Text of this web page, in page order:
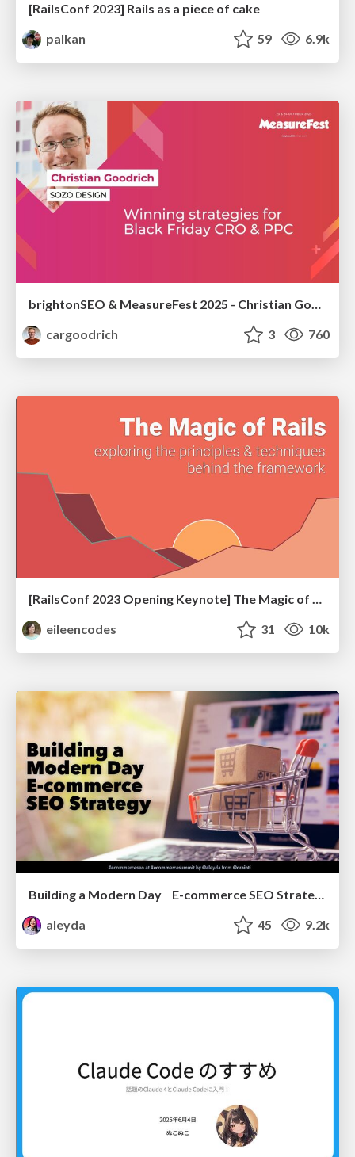
[RailsConf 2023] Rails as a piece of cake
palkan
59 6.9k
brightonSEO & MeasureFest 2025 - Christian Goodrich - Winning strategies for Black Friday CRO & PPC
cargoodrich
3 760
[RailsConf 2023 Opening Keynote] The Magic of Rails
eileencodes
31 10k
aleyda
45 9.2k